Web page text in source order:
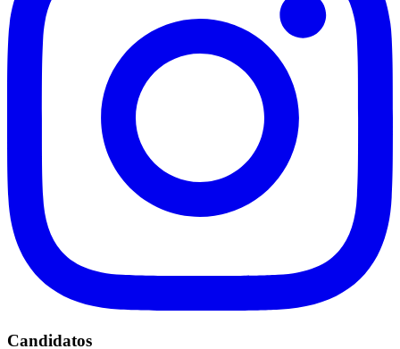
Candidatos